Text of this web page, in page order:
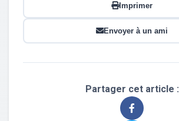
Imprimer
Envoyer à un ami
Partager cet article :